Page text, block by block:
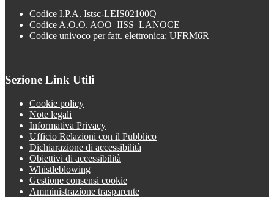
Codice I.P.A. Istsc-LEIS02100Q
Codice A.O.O. AOO_IISS_LANOCE
Codice univoco per fatt. elettronica: UFRM6R
Sezione Link Utili
Cookie policy
Note legali
Informativa Privacy
Ufficio Relazioni con il Pubblico
Dichiarazione di accessibilità
Obiettivi di accessibilità
Whistleblowing
Gestione consensi cookie
Amministrazione trasparente